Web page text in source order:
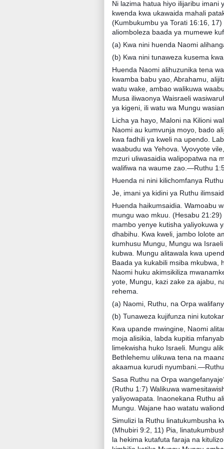
Ni lazima hatua hiyo ilijaribu imani
kwenda kwa ukawaida mahali
(Kumbukumbu ya Torati 16:16,
aliomboleza baada ya mumewe
(a) Kwa nini huenda Naomi
(b) Kwa nini tunaweza kusema
Huenda Naomi alihuzunika tena
kwamba babu yao, Abrahamu,
watu wake, ambao walikuwa
Musa iliwaonya Waisraeli
ya kigeni, ili watu wa Mungu
Licha ya hayo, Maloni na Kilioni
Naomi au kumvunja moyo, bado
kwa fadhili ya kweli na upendo.
waabudu wa Yehova. Vyovyote
mzuri uliwasaidia walipopatwa na
walifiwa na waume zao.—Ruthu
Huenda ni nini kilichomfanya
Je, imani ya kidini ya Ruthu
Huenda haikumsaidia. Wamoabu
mungu wao mkuu. (Hesabu
mambo yenye kutisha yaliyokuwa
dhabihu. Kwa kweli, jambo lolote
kumhusu Mungu, Mungu wa
kubwa. Mungu alitawala kwa
Baada ya kukabili msiba mkubwa,
Naomi huku akimsikiliza
yote, Mungu, kazi zake za ajabu,
rehema.
(a) Naomi, Ruthu, na Orpa
(b) Tunaweza kujifunza nini
Kwa upande mwingine, Naomi
moja alisikia, labda kupitia
limekwisha huko Israeli. Mungu
Bethlehemu ulikuwa tena na
akaamua kurudi
Sasa Ruthu na Orpa
(Ruthu 1:7) Walikuwa
yaliyowapata. Inaonekana Ruthu
Mungu. Wajane hao watatu
Simulizi la Ruthu linatukumbusha
(Mhubiri 9:2, 11) Pia,
la hekima kutafuta faraja na